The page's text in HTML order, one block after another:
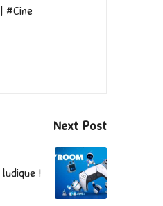
#Cine
Next Post
ludique !